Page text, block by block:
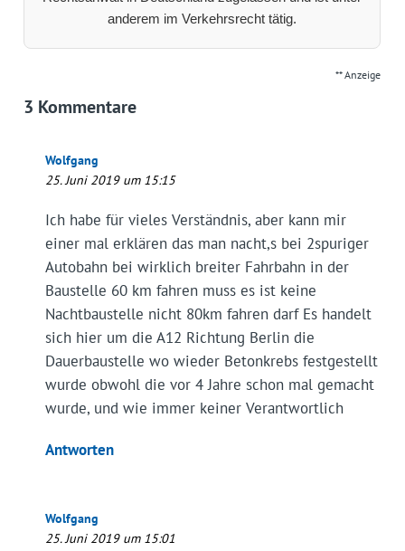
anderem im Verkehrsrecht tätig.
** Anzeige
3 Kommentare
Wolfgang
25. Juni 2019 um 15:15
Ich habe für vieles Verständnis, aber kann mir
einer mal erklären das man nacht,s bei 2spuriger
Autobahn bei wirklich breiter Fahrbahn in der
Baustelle 60 km fahren muss es ist keine
Nachtbaustelle nicht 80km fahren darf Es handelt
sich hier um die A12 Richtung Berlin die
Dauerbaustelle wo wieder Betonkrebs festgestellt
wurde obwohl die vor 4 Jahre schon mal gemacht
wurde, und wie immer keiner Verantwortlich
Antworten
Wolfgang
25. Juni 2019 um 15:01